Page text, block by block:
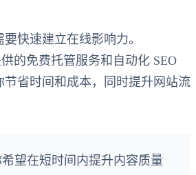
快速建立在线影响力。
的免费托管服务和自动化 SEO
节省时间和成本，同时提升网站流
希望在短时间内提升内容质量